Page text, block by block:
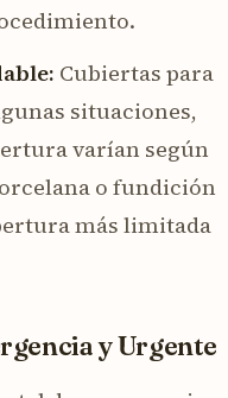
Cubiertas para
situaciones,
varían según
o fundición
más limitada
y Urgente